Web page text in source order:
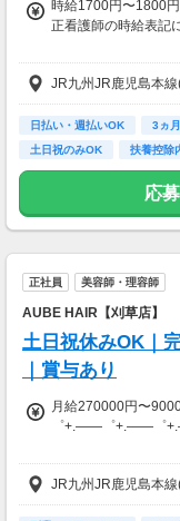
ュー！
美容好きにぴったり
・案件数 ：10～20
・所要時間：10～20
・謝礼金 ：500PT
り
◆ 生活に役立つサー
保険相談・クレカ発
アンケートに回答す
・案件数 ：10～20件
・所要時間：1～2時間
★今だけ！お得なキ
mazonギフトカード
時給1700円〜1800円
正看護師の時給表記
◆准看護師：時給
◆資格者の方、優遇
お持ちの資格や、経
急な出費があっても
◆別途、残業代支給
※勤務施設や勤務条
【交通費】
全額支給
JR九州JR鹿児島本
日払い・週払いOK 3ヵ
土日祝のみOK
扶養控除
応
正社員 美容師・理容師
AUBE HAIR【刈草店】
土日祝休みOK｜
｜賞与あり
月給270000円〜
゜+.――゜+.――゜
【一都三県・大阪・
給与：300,000円～
歩合：フリー20％、
JR九州JR鹿児島本